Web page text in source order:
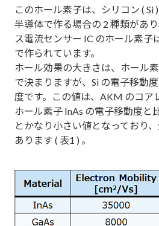
このホール素子は、シリコン ( Si
半導体で作る場合の 2 種類があ
ス電流センサー IC のホール素子
で作られています。
ホール効果の大きさは、ホール
で決まりますが、Si の電子移動
度です。この値は、AKM のコア
ホール素子 InAs の電子移動度と
とかなり小さい値となっており
あります ( 表1 ) 。